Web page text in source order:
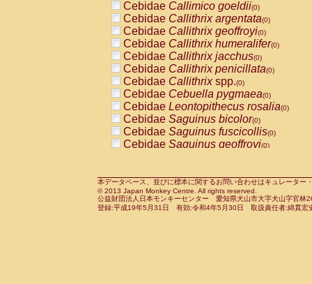
PitheciidaeCallicebus moloch
PitheciidaeCallicebus torquatus
PitheciidaeCallicebusspp.(0)
PitheciidaeChiropotes satanas(0)
PitheciidaePithecia monachus
PitheciidaePithecia pithecia(0)
CercopithecidaeCercocebus agilis
CercopithecidaeCercocebus
CercopithecidaeCercocebus
CercopithecidaeCercocebus
CercopithecidaeCercocebus
CercopithecidaeCercocebushybrid
CercopithecidaePapio anubis(0)
CercopithecidaePapio cynocephalus
CercopithecidaePapio hamadryas(0)
Cebidae Callimico goeldii(0)
Cebidae Callithrix argentata(0)
Cebidae Callithrix geoffroyi(0)
Cebidae Callithrix humeralifer(0)
Cebidae Callithrix jacchus(0)
Cebidae Callithrix penicillata(0)
Cebidae Callithrixspp.(0)
Cebidae Cebuella pygmaea(0)
Cebidae Leontopithecus rosalia(0)
Cebidae Saguinus bicolor(0)
Cebidae Saguinus fuscicollis(0)
Cebidae Saguinus geoffroyi(0)
CebidaeSaguinus leucopus(0)
CebidaeSaguinus midas(0)
Cebidae Saguinus mystax(0)
本データベース、並びに標本に関するお問い合わせはキュレータ
© 2013 Japan Monkey Centre. All rights reserved.
公益財団法人日本モンキーセンター 愛知県犬山市大字犬山字官
登録:平成19年5月31日 有効:令和4年5月30日 取扱責任者:綿貫宏